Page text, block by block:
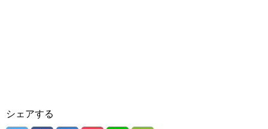
シェアする